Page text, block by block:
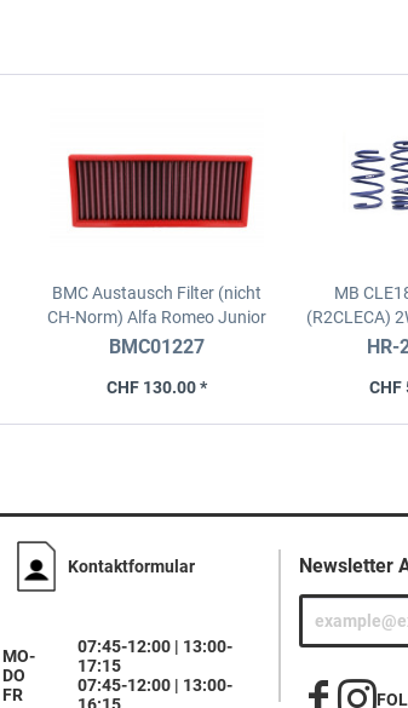
BMC Austausch Filter (nicht
CH-Norm) Alfa Romeo Junior
1.2 Mild Hybrid, 136PS
BMC01227
CHF 130.00 *
MB
(R2CLECA)
HR-
CHF
Kontaktformular
MO-
DO
FR
07:45-12:00 | 13:00-
17:15
07:45-12:00 | 13:00-
16:15
Newsletter